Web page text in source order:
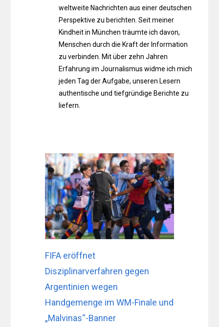
weltweite Nachrichten aus einer deutschen
Perspektive zu berichten. Seit meiner
Kindheit in München träumte ich davon,
Menschen durch die Kraft der Information
zu verbinden. Mit über zehn Jahren
Erfahrung im Journalismus widme ich mich
jeden Tag der Aufgabe, unseren Lesern
authentische und tiefgründige Berichte zu
liefern.
FIFA eröffnet
Disziplinarverfahren gegen
Argentinien wegen
Handgemenge im WM-Finale und
„Malvinas“-Banner